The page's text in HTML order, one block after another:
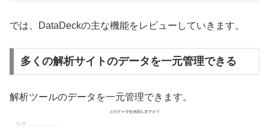
では、DataDeckの主な機能をレビューしていきます。
多くの解析サイトのデータを一元管理できる
解析ツールのデータを一元管理できます。